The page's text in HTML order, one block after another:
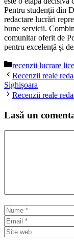
Pentru studenții din
redactare lucrări
bune servicii.
comunitar oferit de
pentru excelență și
Categorii
recenzii lucrare
Recenzii reale
Sighișoara
Recenzii reale
Lasă un
Nume